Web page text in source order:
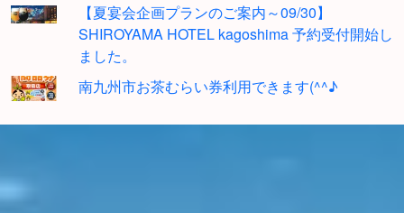
【夏宴会企画プランのご案内～09/30】
SHIROYAMA HOTEL kagoshima 予約受付開始し
ました。
南九州市お茶むらい券利用できます(^^♪